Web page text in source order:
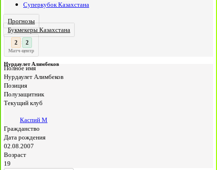
Суперкубок Казахстана
Прогнозы
Букмекеры Казахстана
3 :
3
Матч-центр
Нурдаулет Алимбеков
Полное имя
Нурдаулет Алимбеков
Позиция
Полузащитник
Текущий клуб
Каспий М
Гражданство
Дата рождения
02.08.2007
Возраст
19